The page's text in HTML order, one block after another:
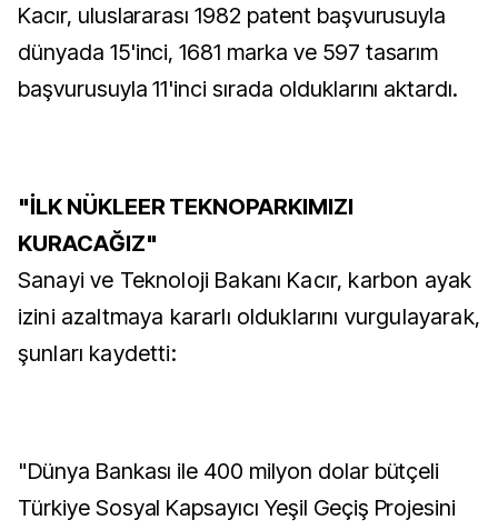
Kacır, uluslararası 1982 patent başvurusuyla
dünyada 15'inci, 1681 marka ve 597 tasarım
başvurusuyla 11'inci sırada olduklarını aktardı.
"İLK NÜKLEER TEKNOPARKIMIZI
KURACAĞIZ"
Sanayi ve Teknoloji Bakanı Kacır, karbon ayak
izini azaltmaya kararlı olduklarını vurgulayarak,
şunları kaydetti:
"Dünya Bankası ile 400 milyon dolar bütçeli
Türkiye Sosyal Kapsayıcı Yeşil Geçiş Projesini